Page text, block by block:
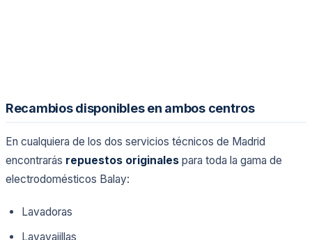
Recambios disponibles en ambos centros
En cualquiera de los dos servicios técnicos de Madrid
encontrarás repuestos originales para toda la gama de
electrodomésticos Balay:
Lavadoras
Lavavajillas